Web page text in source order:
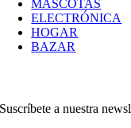
MASCOTAS
ELECTRÓNICA
HOGAR
BAZAR
Suscríbete a nuestra